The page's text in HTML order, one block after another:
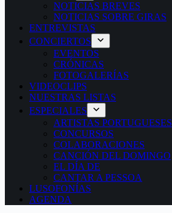
NOTICIAS BREVES
NOTICIAS SOBRE GIRAS
ENTREVISTAS
CONCIERTOS
EVENTOS
CRÓNICAS
FOTOGALERÍAS
VIDEOCLIPS
NUESTRAS LISTAS
ESPECIALES
ARTISTAS PORTUGUESES
CONCURSOS
COLABORACIONES
CANCIÓN DEL DOMINGO
EL DÍA DE
CANTAR A PESSOA
LUSOFONÍAS
AGENDA